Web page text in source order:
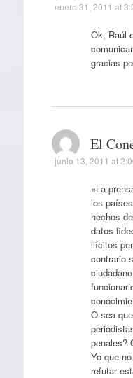
enero 31, 2011 at
Ok, Raúl
gracias
El
junio 13, 2011 at
«La
los
hechos
datos
ilícitos
contrario
O sea
penales?
Yo que
refutar